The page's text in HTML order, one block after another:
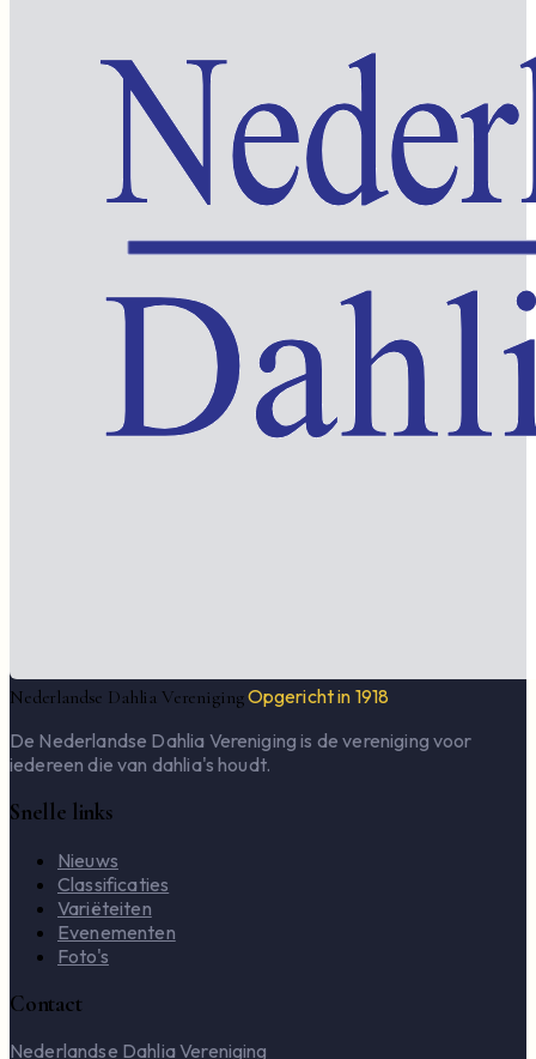
Nederlandse Dahlia VerenigingOpgericht in 1918
De Nederlandse Dahlia Vereniging is de vereniging voor
iedereen die van dahlia's houdt.
Snelle links
Nieuws
Classificaties
Variëteiten
Evenementen
Foto's
Contact
Nederlandse Dahlia Vereniging